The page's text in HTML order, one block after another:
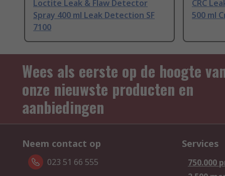
Loctite Leak & Flaw Detector
Spray 400 ml Leak Detection SF
7100
CRC
500 ml
Wees als eerste op de hoogte
onze nieuwste producten en
aanbiedingen
Neem contact op
023 51 66 555
Services
750.000